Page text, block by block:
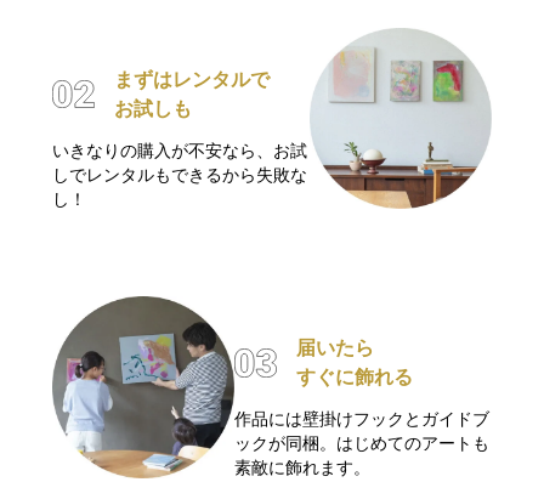
まずはレンタルで
お試しも
いきなりの購入が不安なら、お試
しでレンタルもできるから失敗な
し！
届いたら
すぐに飾れる
作品には壁掛けフックとガイドブ
ックが同梱。はじめてのアートも
素敵に飾れます。